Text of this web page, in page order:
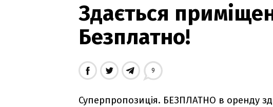
Здається
Безплатно!
9
Суперпропозиція. БЕЗПЛАТНО в оренду